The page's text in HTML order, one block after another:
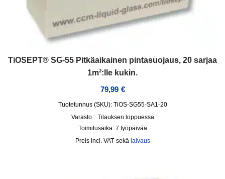
TiOSEPT® SG-55 Pitkäaikainen pintasuojaus, 20 sarjaa
1m²:lle kukin.
79,99 €
Tuotetunnus (SKU): TiOS-SG55-SA1-20
Varasto : Tilauksen loppuessa
Toimitusaika: 7 työpäivää
incl. VAT sekä laivaus